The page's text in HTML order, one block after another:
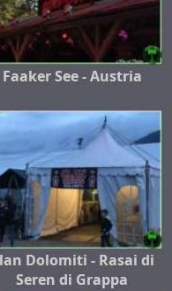
Faaker See - Austria
Dolomiti - Rasai di
Seren di Grappa